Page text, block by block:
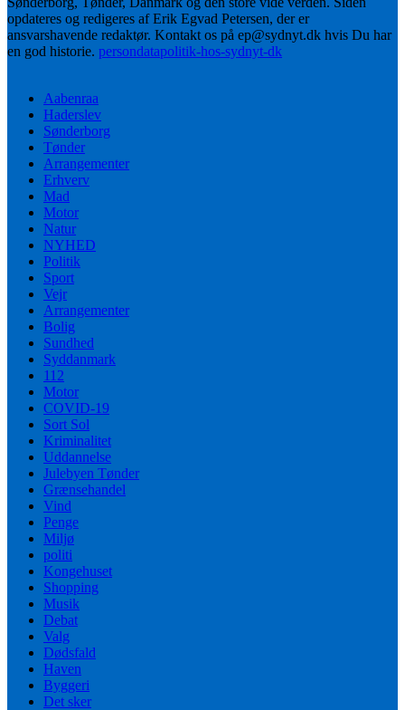
opdateres og redigeres af Erik Egvad Petersen, der er
ansvarshavende redaktør. Kontakt os på ep@sydnyt.dk hvis Du har
en god historie. persondatapolitik-hos-sydnyt-dk
Aabenraa
Haderslev
Sønderborg
Tønder
Arrangementer
Erhverv
Mad
Motor
Natur
NYHED
Politik
Sport
Vejr
Arrangementer
Bolig
Sundhed
Syddanmark
112
Motor
COVID-19
Sort Sol
Kriminalitet
Uddannelse
Julebyen Tønder
Grænsehandel
Vind
Penge
Miljø
politi
Kongehuset
Shopping
Musik
Debat
Valg
Dødsfald
Haven
Byggeri
Det sker